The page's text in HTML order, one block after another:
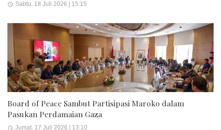
Sabtu, 18 Juli 2026 | 15:15
Board of Peace Sambut Partisipasi Maroko dalam
Pasukan Perdamaian Gaza
Jumat, 17 Juli 2026 | 13:10